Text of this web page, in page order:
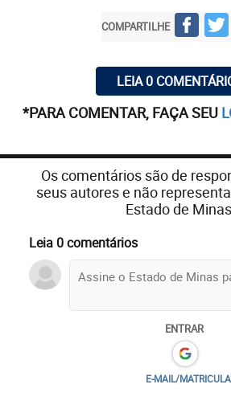
COMPARTILHE
LEIA 0
*PARA COMENTAR, FAÇA SEU
Os comentários são de
seus autores e não
Estado de Minas.
Leia 0 comentários
ENTRAR
E-MAIL/MATRICULA